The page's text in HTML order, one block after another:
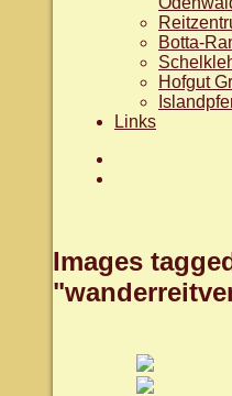
Botta-
Hofgut
Links
Images